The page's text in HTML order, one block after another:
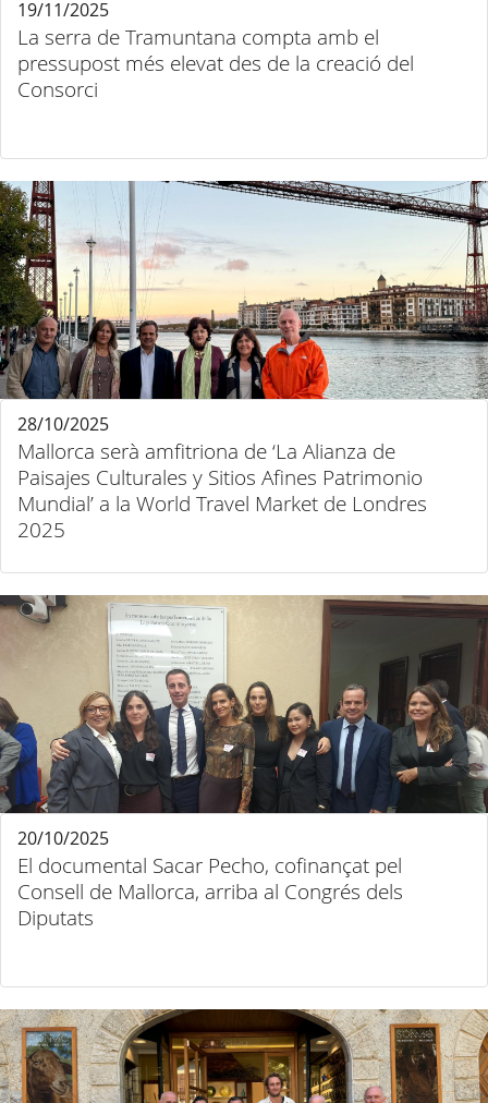
La serra de Tramuntana compta amb el
pressupost més elevat des de la creació del
Consorci
19/11/2025
Mallorca serà amfitriona de ‘La Alianza de
Paisajes Culturales y Sitios Afines Patrimonio
Mundial’ a la World Travel Market de Londres
2025
28/10/2025
El documental Sacar Pecho, cofinançat pel
Consell de Mallorca, arriba al Congrés dels
Diputats
20/10/2025